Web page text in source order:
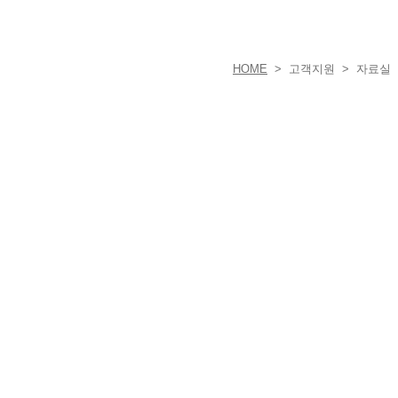
HOME > 고객지원 > 자료실